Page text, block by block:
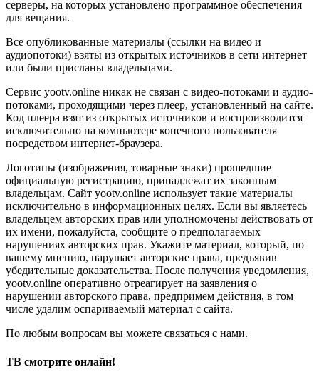
серверы, на которых установлено программное обеспечения
для вещания.
Все опубликованные материалы (ссылки на видео и
аудиопотоки) взяты из открытых источников в сети интернет
или были присланы владельцами.
Сервис yootv.online никак не связан с видео-потоками и аудио-
потоками, проходящими через плеер, установленный на сайте.
Код плеера взят из открытых источников и воспроизводится
исключительно на компьютере конечного пользователя
посредством интернет-браузера.
Логотипы (изображения, товарные знаки) прошедшие
официальную регистрацию, принадлежат их законным
владельцам. Сайт yootv.online использует такие материалы
исключительно в информационных целях. Если вы являетесь
владельцем авторских прав или уполномочены действовать от
их имени, пожалуйста, сообщите о предполагаемых
нарушениях авторских прав. Укажите материал, который, по
вашему мнению, нарушает авторские права, предъявив
убедительные доказательства. После получения уведомления,
yootv.online оперативно отреагирует на заявления о
нарушении авторского права, предпримем действия, в том
числе удалим оспариваемый материал с сайта.
По любым вопросам вы можете связаться с нами.
ТВ смотрите онлайн!